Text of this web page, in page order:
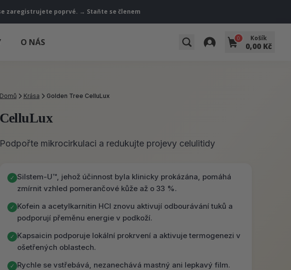
zaregistrujete poprvé. → Staňte se členem
O NÁS 0 Košík
0,00 Kč
Domů Krása Golden Tree CelluLux
CelluLux
Podpořte mikrocirkulaci a redukujte projevy celulitidy
✓ Silstem-U™, jehož účinnost byla klinicky prokázána, pomáhá
zmírnit vzhled pomerančové kůže až o 33 %.
✓ Kofein a acetylkarnitin HCl znovu aktivují odbourávání tuků a
podporují přeměnu energie v podkoží.
✓ Kapsaicin podporuje lokální prokrvení a aktivuje termogenezi v
ošetřených oblastech.
✓ Rychle se vstřebává, nezanechává mastný ani lepkavý film.